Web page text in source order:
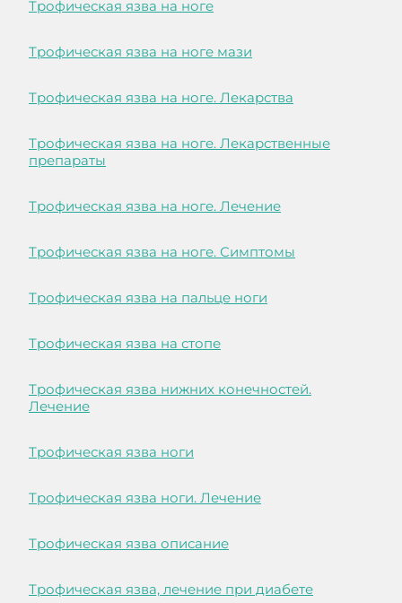
Трофическая язва на ноге
Трофическая язва на ноге мази
Трофическая язва на ноге. Лекарства
Трофическая язва на ноге. Лекарственные
препараты
Трофическая язва на ноге. Лечение
Трофическая язва на ноге. Симптомы
Трофическая язва на пальце ноги
Трофическая язва на стопе
Трофическая язва нижних конечностей.
Лечение
Трофическая язва ноги
Трофическая язва ноги. Лечение
Трофическая язва описание
Трофическая язва, лечение при диабете